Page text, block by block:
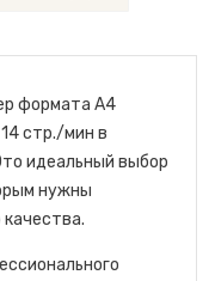
формата A4
стр./мин в
идеальный выбор
нужны